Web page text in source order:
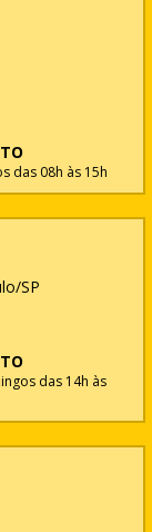
das 08h às 15h
SP
das 14h às